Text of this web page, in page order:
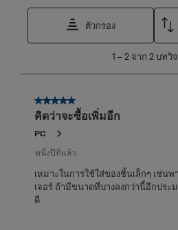
ตัวกรอง
2
วิจารณ์
1 –2 จาก 2บทวิ
5 จาก 5 ดาว
คิดว่าจะซื้อเพิ่มอีก
PC
หนึ่งปีที่แล้ว
เหมาะในการใช้ใส่ของชิ้นเล็กๆ เช่นพ
เจอร์ ถ้ามีขนาดที่บางลงกว่านี้อีกประ
ดี